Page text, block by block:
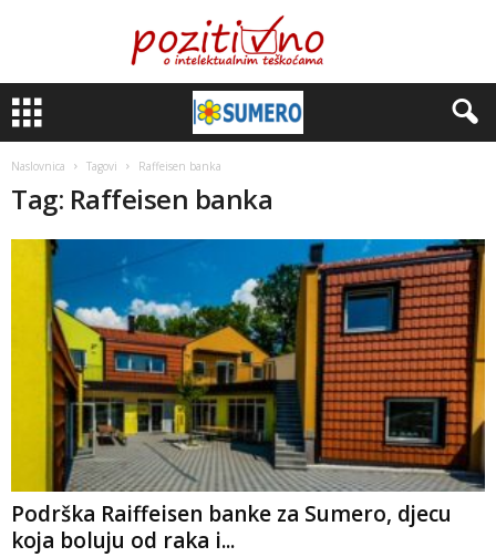
Naslovnica Tagovi Raffeisen banka
Tag: Raffeisen banka
Podrška Raiffeisen banke za Sumero, djecu
koja boluju od raka i...